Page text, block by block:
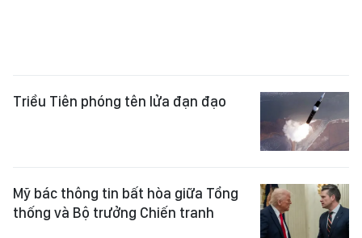
thống và Bộ trưởng Chiến tranh